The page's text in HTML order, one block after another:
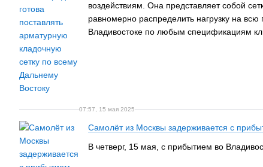
воздействиям. Она представляет собой
равномерно распределить нагрузку на
Владивостоке по любым спецификациям
07:57, 15 мая 2025
Самолёт из Москвы задерживается с
В четверг, 15 мая, с прибытием во